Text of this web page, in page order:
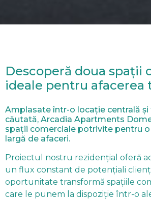
Descoperă doua spații
ideale pentru afacerea
Amplasate într-o locație centrală
căutată, Arcadia Apartments
spații comerciale potrivite pentru
largă de afaceri.
Proiectul nostru rezidențial oferă
un flux constant de potențiali
oportunitate transformă spațiile
care le punem la dispoziție într-o